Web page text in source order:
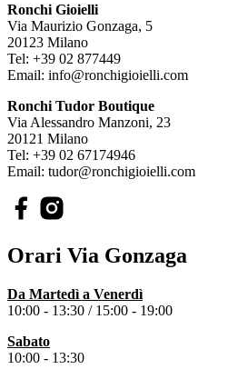
Ronchi Gioielli
Via Maurizio Gonzaga, 5
20123 Milano
Tel: +39 02 877449
Email: info@ronchigioielli.com
Ronchi Tudor Boutique
Via Alessandro Manzoni, 23
20121 Milano
Tel: +39 02 67174946
Email: tudor@ronchigioielli.com
Orari Via Gonzaga
Da Martedì a Venerdì
10:00 - 13:30 / 15:00 - 19:00
Sabato
10:00 - 13:30